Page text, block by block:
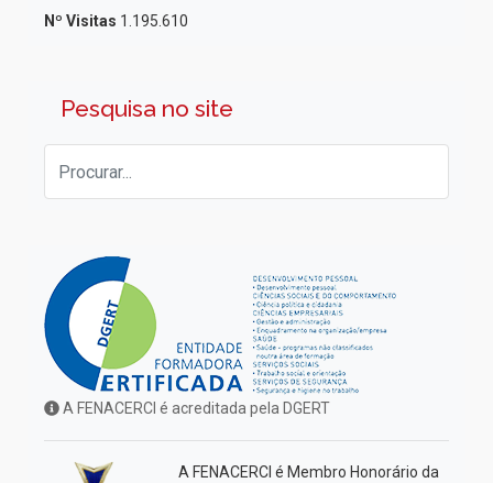
Nº Visitas 1.195.610
Pesquisa no site
A FENACERCI é acreditada pela DGERT
A FENACERCI é Membro Honorário da